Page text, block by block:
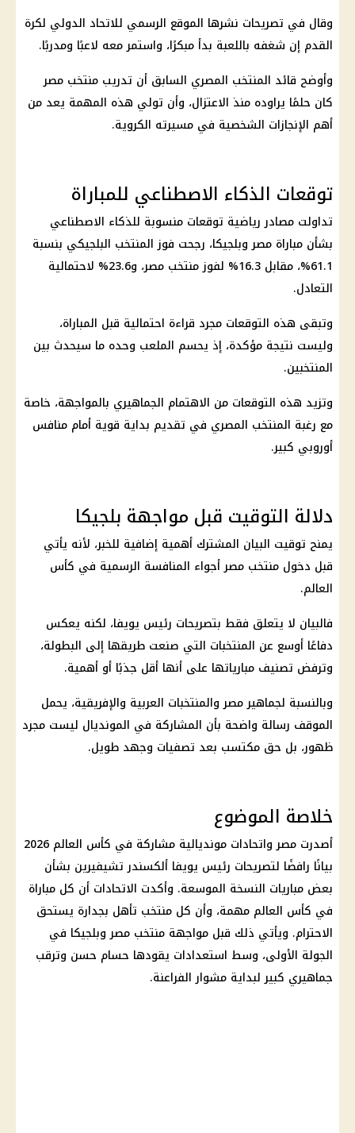
وقال في تصريحات نشرها الموقع الرسمي للاتحاد الدولي لكرة
القدم إن شغفه باللعبة بدأ مبكرًا، واستمر معه لاعبًا ومدربًا.
وأوضح قائد المنتخب المصري السابق أن تدريب منتخب مصر
كان حلمًا يراوده منذ الاعتزال، وأن تولي هذه المهمة يعد من
أهم الإنجازات الشخصية في مسيرته الكروية.
توقعات الذكاء الاصطناعي للمباراة
تداولت مصادر رياضية توقعات منسوبة للذكاء الاصطناعي
بشأن مباراة مصر وبلجيكا، رجحت فوز المنتخب البلجيكي بنسبة
61.1%، مقابل 16.3% لفوز
منتخب مصر
، و23.6% لاحتمالية
التعادل.
وتبقى هذه التوقعات مجرد قراءة احتمالية قبل المباراة،
وليست نتيجة مؤكدة، إذ يحسم الملعب وحده ما سيحدث بين
المنتخبين.
وتزيد هذه التوقعات من الاهتمام الجماهيري بالمواجهة، خاصة
مع رغبة المنتخب المصري في تقديم بداية قوية أمام منافس
أوروبي كبير.
دلالة التوقيت قبل مواجهة بلجيكا
يمنح توقيت البيان المشترك أهمية إضافية للخبر، لأنه يأتي
قبل دخول منتخب مصرأجواء المنافسة الرسمية في كأس
العالم.
فالبيان لا يتعلق فقط بتصريحات رئيس يويفا، لكنه يعكس
دفاعًا أوسع عن المنتخبات التي صنعت طريقها إلى البطولة،
وترفض تصنيف مبارياتها على أنها أقل جذبًا أو أهمية.
وبالنسبة لجماهير مصر والمنتخبات العربية والإفريقية، يحمل
الموقف رسالة واضحة بأن المشاركة في المونديال ليست مجرد
ظهور، بل حق مكتسب بعد تصفيات وجهد طويل.
خلاصة الموضوع
أصدرت مصر واتحادات مونديالية مشاركة في كأس العالم 2026
بيانًا رافضًا لتصريحات رئيس يويفا ألكسندر تشيفيرين بشأن
بعض مباريات النسخة الموسعة. وأكدت الاتحادات أن كل مباراة
في كأس العالم مهمة، وأن كل منتخب تأهل بجدارة يستحق
الاحترام. ويأتي ذلك قبل مواجهة منتخب مصر وبلجيكا في
الجولة الأولى، وسط استعدادات يقودها حسام حسن وترقب
جماهيري كبير لبداية مشوار الفراعنة.